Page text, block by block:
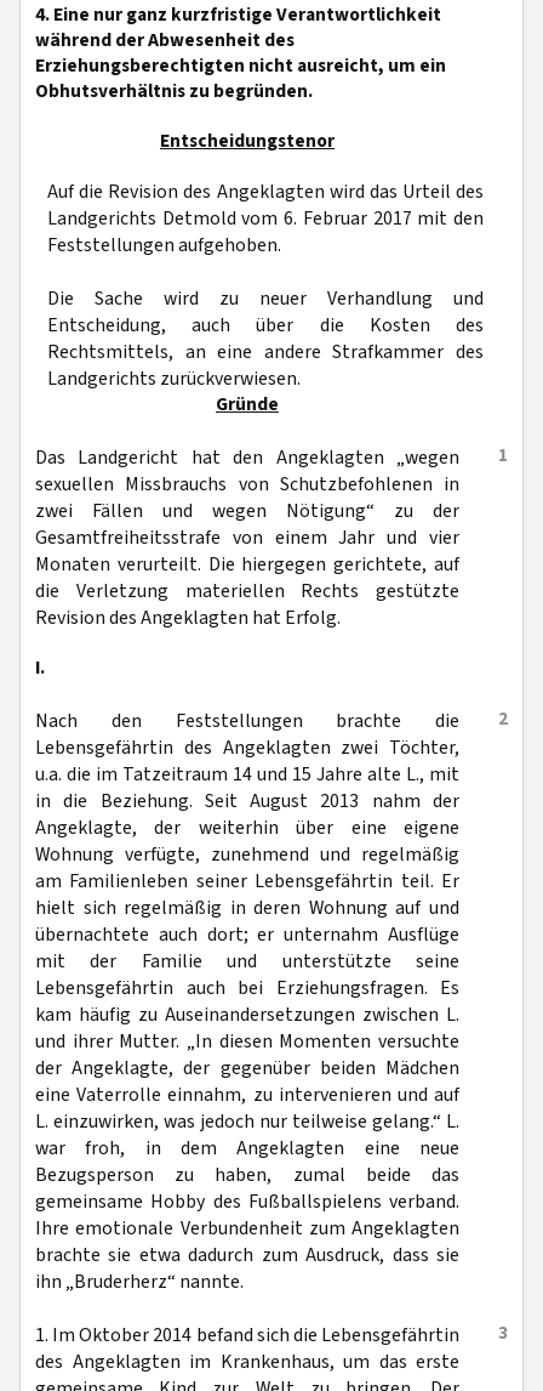
4. Eine nur ganz kurzfristige Verantwortlichkeit
während der Abwesenheit des
Erziehungsberechtigten nicht ausreicht, um ein
Obhutsverhältnis zu begründen.
Entscheidungstenor
Auf die Revision des Angeklagten wird das Urteil des
Landgerichts Detmold vom 6. Februar 2017 mit den
Feststellungen aufgehoben.
Die Sache wird zu neuer Verhandlung und
Entscheidung, auch über die Kosten des
Rechtsmittels, an eine andere Strafkammer des
Landgerichts zurückverwiesen.
Gründe
1
Das Landgericht hat den Angeklagten „wegen
sexuellen Missbrauchs von Schutzbefohlenen in
zwei Fällen und wegen Nötigung“ zu der
Gesamtfreiheitsstrafe von einem Jahr und vier
Monaten verurteilt. Die hiergegen gerichtete, auf
die Verletzung materiellen Rechts gestützte
Revision des Angeklagten hat Erfolg.
I.
2
Nach den Feststellungen brachte die
Lebensgefährtin des Angeklagten zwei Töchter,
u.a. die im Tatzeitraum 14 und 15 Jahre alte L., mit
in die Beziehung. Seit August 2013 nahm der
Angeklagte, der weiterhin über eine eigene
Wohnung verfügte, zunehmend und regelmäßig
am Familienleben seiner Lebensgefährtin teil. Er
hielt sich regelmäßig in deren Wohnung auf und
übernachtete auch dort; er unternahm Ausflüge
mit der Familie und unterstützte seine
Lebensgefährtin auch bei Erziehungsfragen. Es
kam häufig zu Auseinandersetzungen zwischen L.
und ihrer Mutter. „In diesen Momenten versuchte
der Angeklagte, der gegenüber beiden Mädchen
eine Vaterrolle einnahm, zu intervenieren und auf
L. einzuwirken, was jedoch nur teilweise gelang.“ L.
war froh, in dem Angeklagten eine neue
Bezugsperson zu haben, zumal beide das
gemeinsame Hobby des Fußballspielens verband.
Ihre emotionale Verbundenheit zum Angeklagten
brachte sie etwa dadurch zum Ausdruck, dass sie
ihn „Bruderherz“ nannte.
3
1. Im Oktober 2014 befand sich die Lebensgefährtin
des Angeklagten im Krankenhaus, um das erste